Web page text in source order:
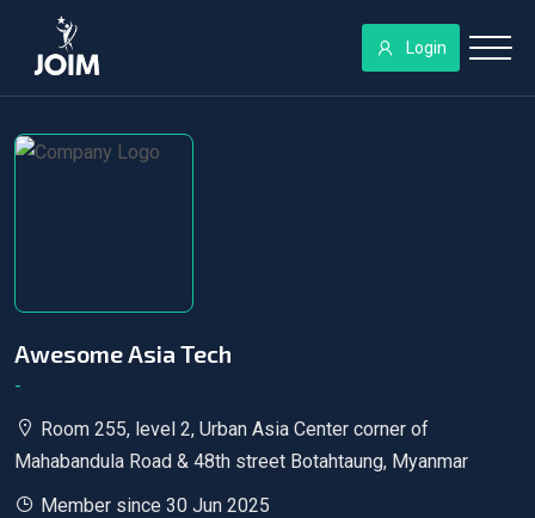
Login
Awesome Asia Tech
-
Room 255, level 2, Urban Asia Center corner of
Mahabandula Road & 48th street Botahtaung, Myanmar
Member since 30 Jun 2025